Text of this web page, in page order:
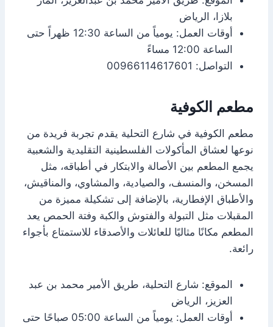
بلازا، الرياض
أوقات العمل: يومياً من الساعة 12:30 ظهراً حتى
الساعة 12:00 مساءً
التواصل: 00966114617601
مطعم الكوفية
مطعم الكوفية في شارع التحلية يقدم تجربة فريدة من
نوعها لعشاق المأكولات الفلسطينية التقليدية والشعبية
يجمع المطعم بين الأصالة والابتكار في أطباقه، مثل
المسخن، والمنسف، والصيادية، والمشاوي، والمناقيش،
والأطباق الإفطارية، بالإضافة إلى تشكيلة مميزة من
المقبلات مثل التبولة والفتوش والكبة وفتة الحمص يعد
المطعم مكانًا مثاليًا للعائلات والأصدقاء للاستمتاع بأجواء
رائعة.
الموقع: شارع التحلية، طريق الأمير محمد بن عبد
العزيز، الرياض
أوقات العمل: يومياً من الساعة 05:00 صباحًا حتى